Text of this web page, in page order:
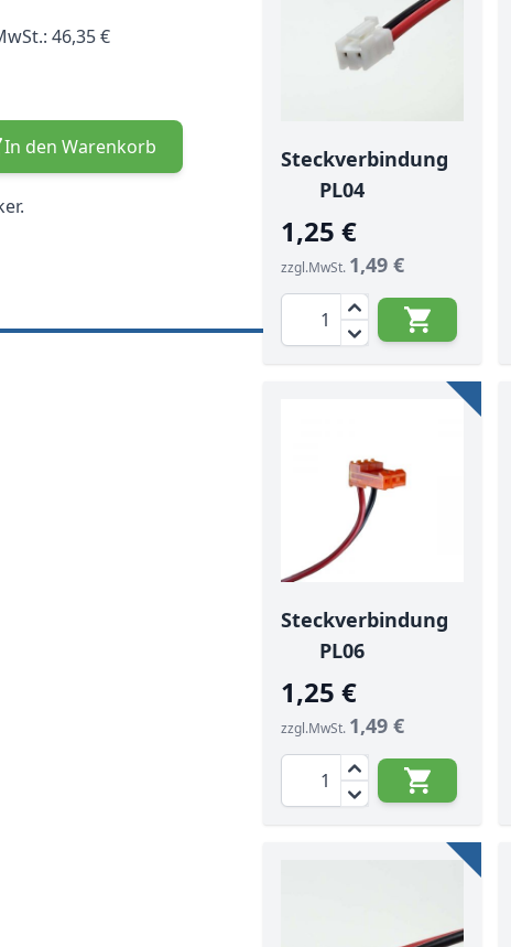
46,35 €
In den Warenkorb
Steckverbindung
PL04
1,25 €
zzgl.MwSt. 1,49 €
Menge
Steckverbindung
PL06
1,25 €
zzgl.MwSt. 1,49 €
Menge